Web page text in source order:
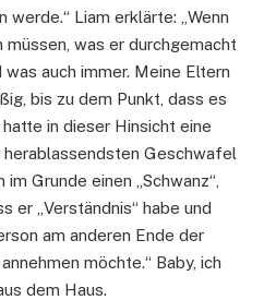
Liam erklärte: „Wenn
müssen, was er durchgemacht
auch immer. Meine Eltern
bis zu dem Punkt, dass es
in dieser Hinsicht eine
herablassendsten Geschwafel
Grunde einen „Schwanz“,
er „Verständnis“ habe und
am anderen Ende der
möchte.“ Baby, ich
dem Haus.